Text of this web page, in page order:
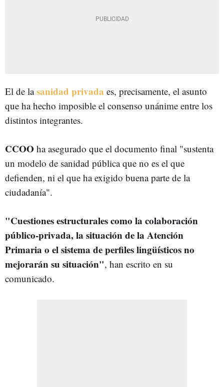
El de la sanidad privada es, precisamente, el asunto
que ha hecho imposible el consenso unánime entre los
distintos integrantes.
CCOO ha asegurado que el documento final "sustenta
un modelo de sanidad pública que no es el que
defienden, ni el que ha exigido buena parte de la
ciudadanía".
"Cuestiones estructurales como la colaboración
público-privada, la situación de la Atención
Primaria o el sistema de perfiles lingüísticos no
mejorarán su situación", han escrito en su
comunicado.